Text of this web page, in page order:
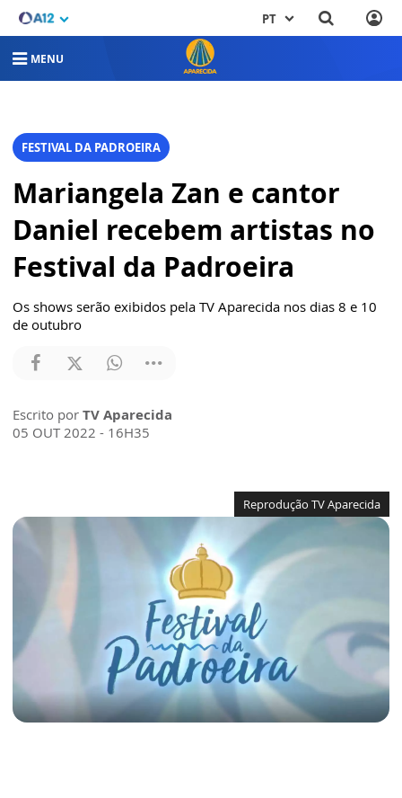
PT
MENU
FESTIVAL DA PADROEIRA
Mariangela Zan e cantor
Daniel recebem artistas no
Festival da Padroeira
Os shows serão exibidos pela TV Aparecida nos dias 8 e 10
de outubro
Escrito por TV Aparecida
05 OUT 2022 - 16H35
Reprodução TV Aparecida